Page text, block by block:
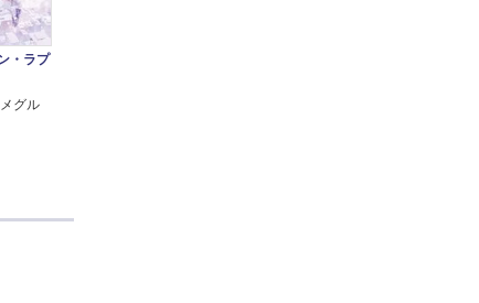
・ラプ
グル